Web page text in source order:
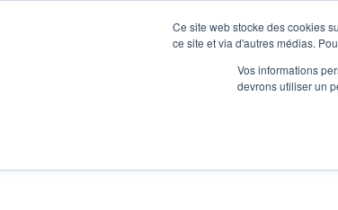
Ce site web stocke des cookies
ce site et via d'autres médias.
Vos informations
devrons utiliser un
Je participe à une session d’information